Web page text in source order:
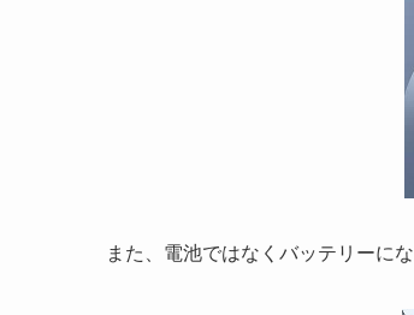
また、電池ではなくバッテリーに